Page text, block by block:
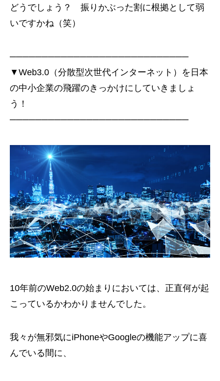
どうでしょう？ 振りかぶった割に根拠として弱
いですかね（笑）
────────────────────────────
▼Web3.0（分散型次世代インターネット）を日本
の中小企業の飛躍のきっかけにしていきましょ
う！
────────────────────────────
10年前のWeb2.0の始まりにおいては、正直何が起
こっているかわかりませんでした。
我々が無邪気にiPhoneやGoogleの機能アップに喜
んでいる間に、